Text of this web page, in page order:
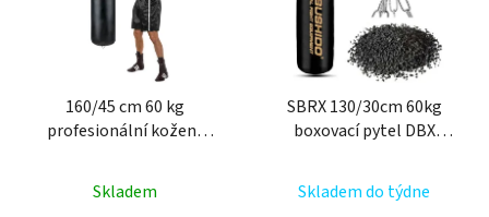
160/45 cm 60 kg
profesionální kožený
Skladem
SBRX 130/30cm 60kg
boxovací pytel DBX
Skladem do týdne